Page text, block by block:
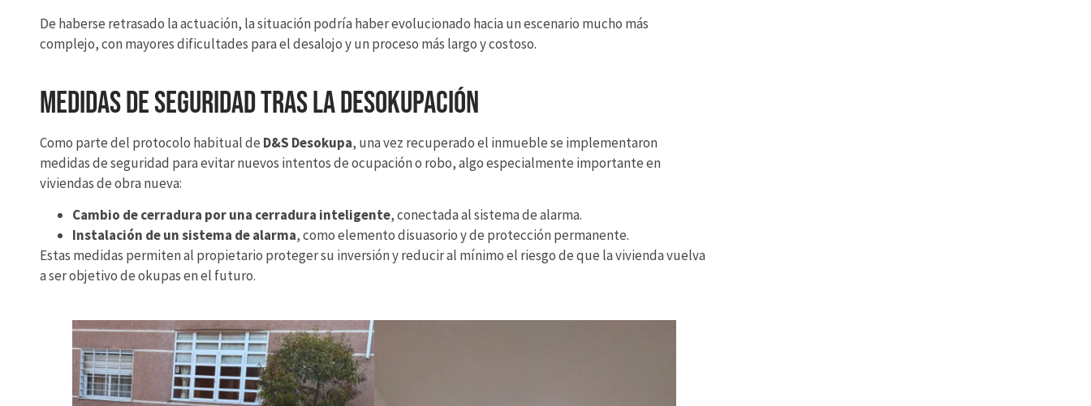
De haberse retrasado la actuación, la situación podría haber evolucionado hacia un escenario mucho más
complejo, con mayores dificultades para el desalojo y un proceso más largo y costoso.
Medidas de seguridad tras la desokupación
Como parte del protocolo habitual de D&S Desokupa, una vez recuperado el inmueble se implementaron
medidas de seguridad para evitar nuevos intentos de ocupación o robo, algo especialmente importante en
viviendas de obra nueva:
Cambio de cerradura por una cerradura inteligente, conectada al sistema de alarma.
Instalación de un sistema de alarma, como elemento disuasorio y de protección permanente.
Estas medidas permiten al propietario proteger su inversión y reducir al mínimo el riesgo de que la vivienda vuelva
a ser objetivo de okupas en el futuro.